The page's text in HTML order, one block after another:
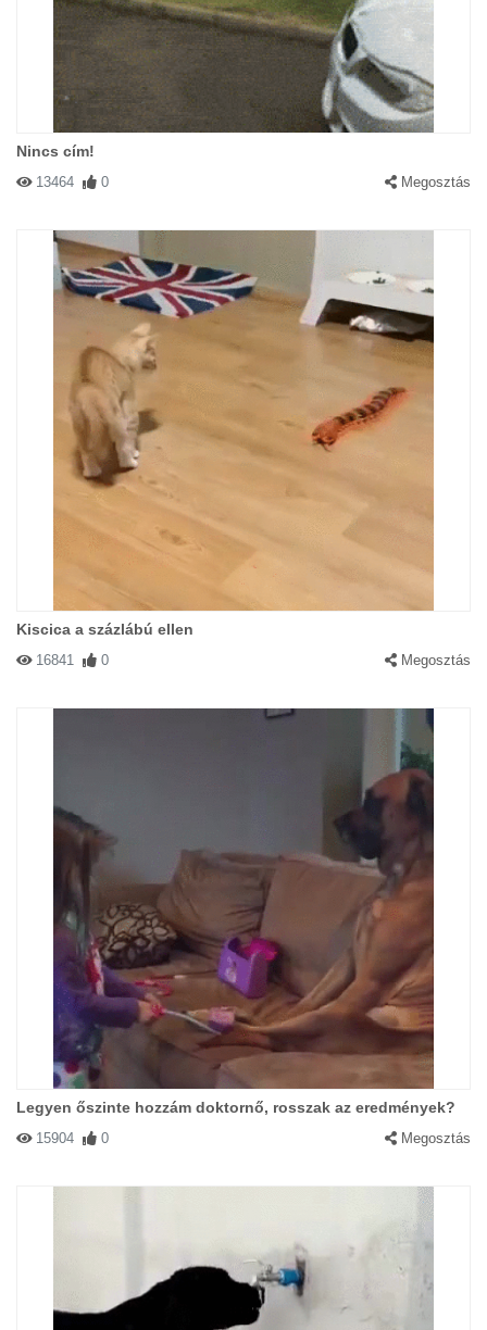
Nincs cím!
13464 0 Megosztás
Kiscica a százlábú ellen
16841 0 Megosztás
Legyen őszinte hozzám doktornő, rosszak az eredmények?
15904 0 Megosztás